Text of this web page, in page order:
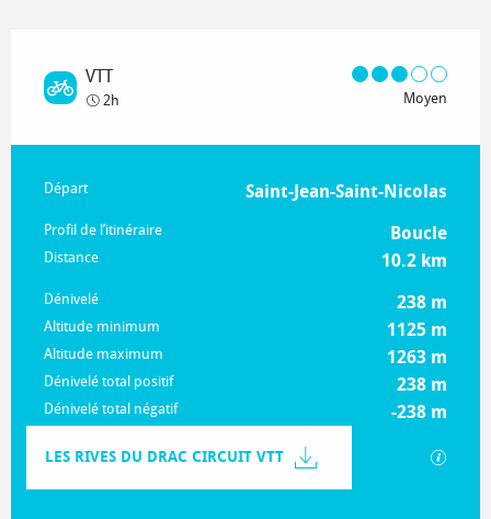
VTT
2h Moyen
Informations pratiques
Départ Saint-Jean-Saint-Nicolas
Profil de l’itinéraire Boucle
Distance 10.2 km
Dénivelé 238 m
Altitude minimum 1125 m
Altitude maximum 1263 m
Dénivelé total positif 238 m
Dénivelé total négatif -238 m
LES RIVES DU DRAC CIRCUIT VTT